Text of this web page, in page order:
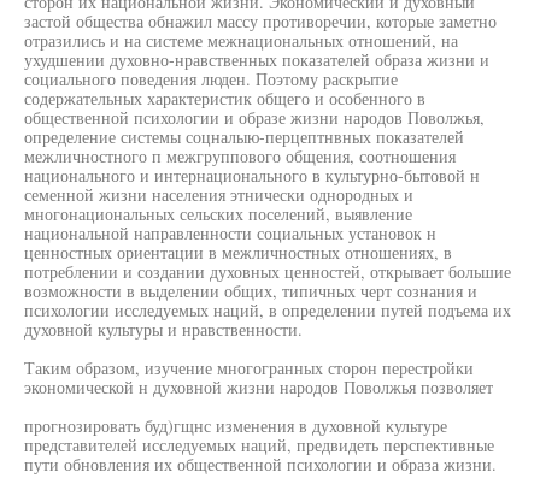
застой общества обнажил массу противоречии, которые заметно
отразились и на системе межнациональных отношений, на
ухудшении духовно-нравственных показателей образа жизни и
социального поведения люден. Поэтому раскрытие
содержательных характеристик общего и особенного в
общественной психологии и образе жизни народов Поволжья,
определение системы соцналыю-перцептнвных показателей
межличностного п межгруппового общения, соотношения
национального и интернационального в культурно-бытовой н
семенной жизни населения этнически однородных и
многонациональных сельских поселений, выявление
национальной направленности социальных установок н
ценностных ориентации в межличностных отношениях, в
потреблении и создании духовных ценностей, открывает большие
возможности в выделении общих, типичных черт сознания и
психологии исследуемых наций, в определении путей подъема их
духовной культуры и нравственности.
Таким образом, изучение многогранных сторон перестройки
экономической н духовной жизни народов Поволжья позволяет
прогнозировать буд)гщнс изменения в духовной культуре
представителей исследуемых наций, предвидеть перспективные
пути обновления их общественной психологии и образа жизни.